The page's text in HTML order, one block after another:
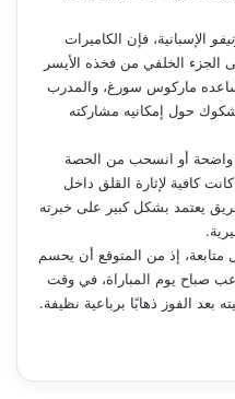
الإسبانية، فإن الكاميرات
الخلفي من فخذه الأيسر
ماركوس سورغ، والمدرب
حول إمكانيه مشاركته
واضحة أو انسحب من الحصة
كافية لإثارة القلق داخل
يعتمد بشكل كبير على خبرته
إذ من المتوقع أن يحسم
صباح يوم المباراة، في وقت
الفوز ذهابًا برباعية نظيفة.